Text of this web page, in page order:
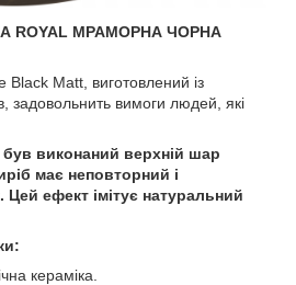
ROYAL МРАМОРНА ЧОРНА
Matt, виготовлений із
задовольнить вимоги людей, які
був виконаний верхній шар
має неповторний і
Цей ефект імітує натуральний
кераміка.